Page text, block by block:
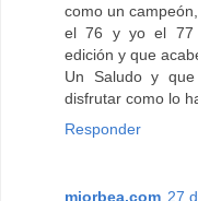
como un
el 76 y yo el 77
edición y que
Un Saludo y
disfrutar como lo
Responder
miorbea.com 27